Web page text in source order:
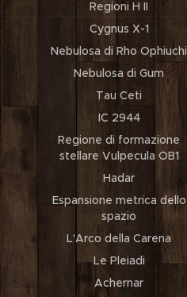
Regioni H II
Cygnus X-1
Nebulosa di Rho Ophiuchi
Nebulosa di Gum
Tau Ceti
IC 2944
Regione di formazione
stellare Vulpecula OB1
Hadar
Espansione metrica dello
spazio
L'Arco della Carena
Le Pleiadi
Achernar